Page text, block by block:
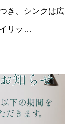
き、シンクは広
リッ…